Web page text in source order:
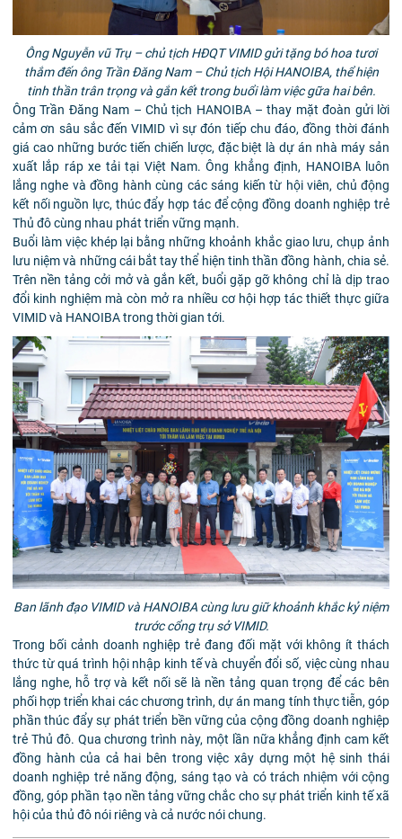
Ông Nguyễn vũ Trụ – chủ tịch HĐQT VIMID gửi tặng bó hoa tươi
thắm đến ông Trần Đăng Nam – Chủ tịch Hội HANOIBA, thể hiện
tinh thần trân trọng và gắn kết trong buổi làm việc gữa hai bên.
Ông Trần Đăng Nam – Chủ tịch HANOIBA – thay mặt đoàn gửi lời
cảm ơn sâu sắc đến VIMID vì sự đón tiếp chu đáo, đồng thời đánh
giá cao những bước tiến chiến lược, đặc biệt là dự án nhà máy sản
xuất lắp ráp xe tải tại Việt Nam. Ông khẳng định, HANOIBA luôn
lắng nghe và đồng hành cùng các sáng kiến từ hội viên, chủ động
kết nối nguồn lực, thúc đẩy hợp tác để cộng đồng doanh nghiệp trẻ
Thủ đô cùng nhau phát triển vững mạnh.
Buổi làm việc khép lại bằng những khoảnh khắc giao lưu, chụp ảnh
lưu niệm và những cái bắt tay thể hiện tinh thần đồng hành, chia sẻ.
Trên nền tảng cởi mở và gắn kết, buổi gặp gỡ không chỉ là dịp trao
đổi kinh nghiệm mà còn mở ra nhiều cơ hội hợp tác thiết thực giữa
VIMID và HANOIBA trong thời gian tới.
Ban lãnh đạo VIMID và HANOIBA cùng lưu giữ khoảnh khắc kỷ niệm
trước cổng trụ sở VIMID.
Trong bối cảnh doanh nghiệp trẻ đang đối mặt với không ít thách
thức từ quá trình hội nhập kinh tế và chuyển đổi số, việc cùng nhau
lắng nghe, hỗ trợ và kết nối sẽ là nền tảng quan trọng để các bên
phối hợp triển khai các chương trình, dự án mang tính thực tiễn, góp
phần thúc đẩy sự phát triển bền vững của cộng đồng doanh nghiệp
trẻ Thủ đô. Qua chương trình này, một lần nữa khẳng định cam kết
đồng hành của cả hai bên trong việc xây dựng một hệ sinh thái
doanh nghiệp trẻ năng động, sáng tạo và có trách nhiệm với cộng
đồng, góp phần tạo nền tảng vững chắc cho sự phát triển kinh tế xã
hội của thủ đô nói riêng và cả nước nói chung.